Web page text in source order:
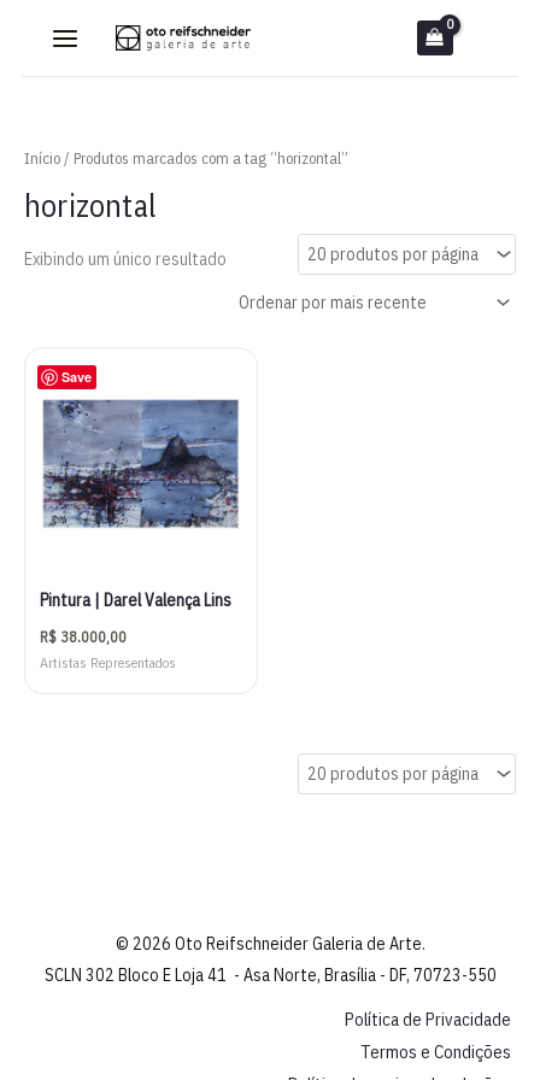
Início/ Produtos marcados com a tag “horizontal”
horizontal
Exibindo um único resultado
Save
Pintura | Darel Valença Lins
R$ 38.000,00
Artistas Representados
© 2026 Oto Reifschneider Galeria de Arte.
SCLN 302 Bloco E Loja 41 - Asa Norte, Brasília - DF, 70723-550
Política de Privacidade
Termos e Condições